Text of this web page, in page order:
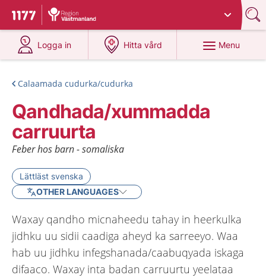
To start page for 1177
Du har valt region
Logga in
at 1177.se
Hitta vård
at 1177.se
Menu
Calaamada cudurka/cudurka
Qandhada/xummadda
carruurta
Feber hos barn - somaliska
Lättläst svenska
OTHER LANGUAGES
Waxay qandho micnaheedu tahay in heerkulka
jidhku uu sidii caadiga aheyd ka sarreeyo. Waa
hab uu jidhku infegshanada/caabuqyada iskaga
difaaco. Waxay inta badan carruurtu yeelataa